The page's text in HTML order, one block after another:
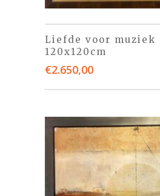
Liefde voor muziek |
120x120cm
€2.650,00